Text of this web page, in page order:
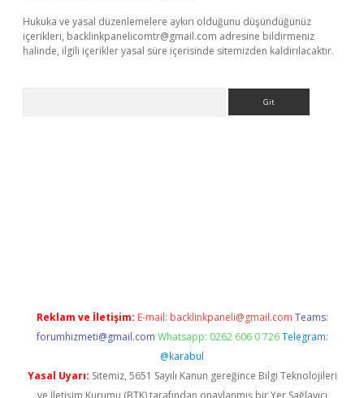
Hukuka ve yasal düzenlemelere aykırı olduğunu düşündüğünüz
içerikleri, backlinkpanelicomtr@gmail.com adresine bildirmeniz
halinde, ilgili içerikler yasal süre içerisinde sitemizden kaldırılacaktır.
Reklam ve İletişim: E-mail: backlinkpaneli@gmail.com Teams:
forumhizmeti@gmail.com Whatsapp: 0262 606 0 726 Telegram:
@karabul
Yasal Uyarı: Sitemiz, 5651 Sayılı Kanun gereğince Bilgi Teknolojileri
ve İletişim Kurumu (BTK) tarafından onaylanmış bir Yer Sağlayıcı